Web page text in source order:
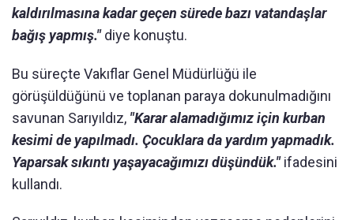
kaldırılmasına kadar geçen sürede bazı vatandaşlar
bağış yapmış."diye konuştu.
Bu süreçte Vakıflar Genel Müdürlüğü ile
görüşüldüğünü ve toplanan paraya dokunulmadığını
savunan Sarıyıldız, "Karar alamadığımız için kurban
kesimi de yapılmadı. Çocuklara da yardım yapmadık.
Yaparsak sıkıntı yaşayacağımızı düşündük."ifadesini
kullandı.